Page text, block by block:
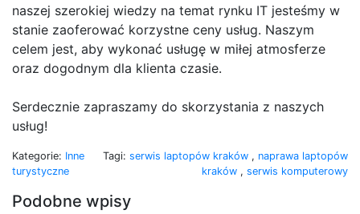
naszej szerokiej wiedzy na temat rynku IT jesteśmy w
stanie zaoferować korzystne ceny usług. Naszym
celem jest, aby wykonać usługę w miłej atmosferze
oraz dogodnym dla klienta czasie.
Serdecznie zapraszamy do skorzystania z naszych
usług!
Kategorie: Inne
turystyczne
Tagi: serwis laptopów kraków , naprawa laptopów
kraków , serwis komputerowy
Podobne wpisy